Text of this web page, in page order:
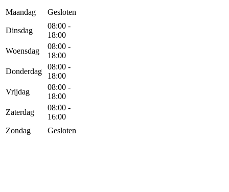
Maandag Gesloten
Dinsdag
08:00 -
18:00
Woensdag
08:00 -
18:00
Donderdag
08:00 -
18:00
Vrijdag
08:00 -
18:00
Zaterdag
08:00 -
16:00
Zondag
Gesloten